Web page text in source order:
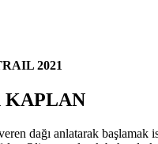
2021
KAPLAN
dağı anlatarak başlamak